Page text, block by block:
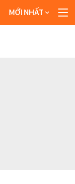
MỚI NHẤT